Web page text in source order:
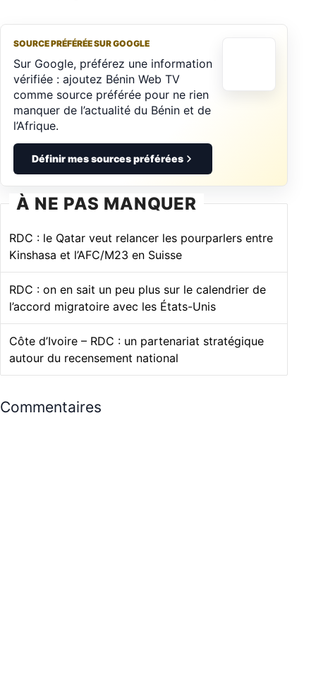
SOURCE PRÉFÉRÉE SUR GOOGLE
Sur Google, préférez une information
vérifiée : ajoutez Bénin Web TV
comme source préférée pour ne rien
manquer de l’actualité du Bénin et de
l’Afrique.
Définir mes sources préférées
À NE PAS MANQUER
RDC : le Qatar veut relancer les pourparlers entre
Kinshasa et l’AFC/M23 en Suisse
RDC : on en sait un peu plus sur le calendrier de
l’accord migratoire avec les États-Unis
Côte d’Ivoire – RDC : un partenariat stratégique
autour du recensement national
Commentaires